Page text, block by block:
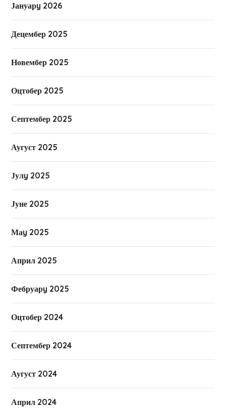
Јануарy 2026
Децембер 2025
Новембер 2025
Оцтобер 2025
Септембер 2025
Аугуст 2025
Јулy 2025
Јуне 2025
Маy 2025
Април 2025
Фебруарy 2025
Оцтобер 2024
Септембер 2024
Аугуст 2024
Април 2024